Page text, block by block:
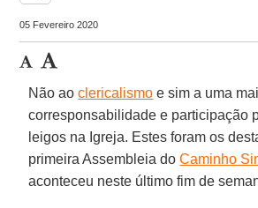
05 Fevereiro 2020
Não aoclericalismo e sim a uma
corresponsabilidade e participação
leigos na Igreja. Estes foram os
primeira Assembleia doCaminho
aconteceu neste último fim de